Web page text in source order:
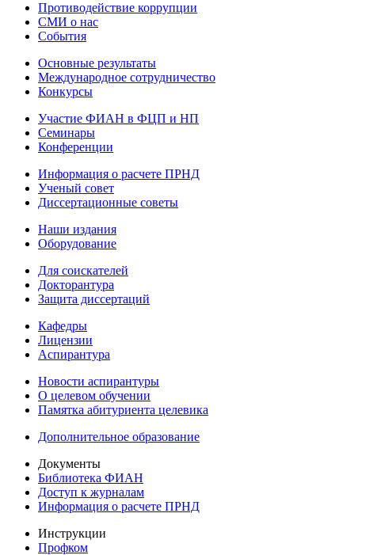
Противодействие коррупции
СМИ о нас
События
Основные результаты
Международное сотрудничество
Конкурсы
Участие ФИАН в ФЦП и НП
Семинары
Конференции
Информация о расчете ПРНД
Ученый совет
Диссертационные советы
Наши издания
Оборудование
Для соискателей
Докторантура
Защита диссертаций
Кафедры
Лицензии
Аспирантура
Новости аспирантуры
О целевом обучении
Памятка абитуриента целевика
Дополнительное образование
Документы
Библиотека ФИАН
Доступ к журналам
Информация о расчете ПРНД
Инструкции
Профком